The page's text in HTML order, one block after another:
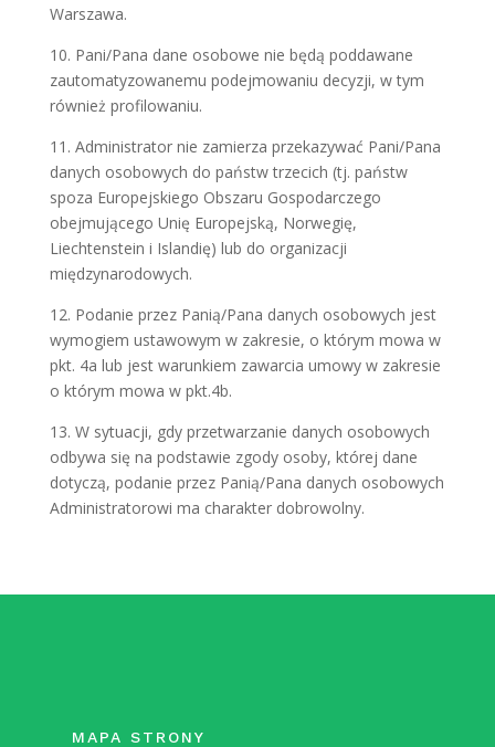
Warszawa.
10. Pani/Pana dane osobowe nie będą poddawane
zautomatyzowanemu podejmowaniu decyzji, w tym
również profilowaniu.
11. Administrator nie zamierza przekazywać Pani/Pana
danych osobowych do państw trzecich (tj. państw
spoza Europejskiego Obszaru Gospodarczego
obejmującego Unię Europejską, Norwegię,
Liechtenstein i Islandię) lub do organizacji
międzynarodowych.
12. Podanie przez Panią/Pana danych osobowych jest
wymogiem ustawowym w zakresie, o którym mowa w
pkt. 4a lub jest warunkiem zawarcia umowy w zakresie
o którym mowa w pkt.4b.
13. W sytuacji, gdy przetwarzanie danych osobowych
odbywa się na podstawie zgody osoby, której dane
dotyczą, podanie przez Panią/Pana danych osobowych
Administratorowi ma charakter dobrowolny.
MAPA STRONY